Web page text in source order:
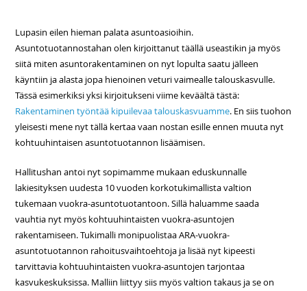
Lupasin eilen hieman palata asuntoasioihin.
Asuntotuotannostahan olen kirjoittanut täällä useastikin ja myös
siitä miten asuntorakentaminen on nyt lopulta saatu jälleen
käyntiin ja alasta jopa hienoinen veturi vaimealle talouskasvulle.
Tässä esimerkiksi yksi kirjoitukseni viime keväältä tästä:
Rakentaminen työntää kipuilevaa talouskasvuamme. En siis tuohon
yleisesti mene nyt tällä kertaa vaan nostan esille ennen muuta nyt
kohtuuhintaisen asuntotuotannon lisäämisen.
Hallitushan antoi nyt sopimamme mukaan eduskunnalle
lakiesityksen uudesta 10 vuoden korkotukimallista valtion
tukemaan vuokra-asuntotuotantoon. Sillä haluamme saada
vauhtia nyt myös kohtuuhintaisten vuokra-asuntojen
rakentamiseen. Tukimalli monipuolistaa ARA-vuokra-
asuntotuotannon rahoitusvaihtoehtoja ja lisää nyt kipeesti
tarvittavia kohtuuhintaisten vuokra-asuntojen tarjontaa
kasvukeskuksissa. Malliin liittyy siis myös valtion takaus ja se on